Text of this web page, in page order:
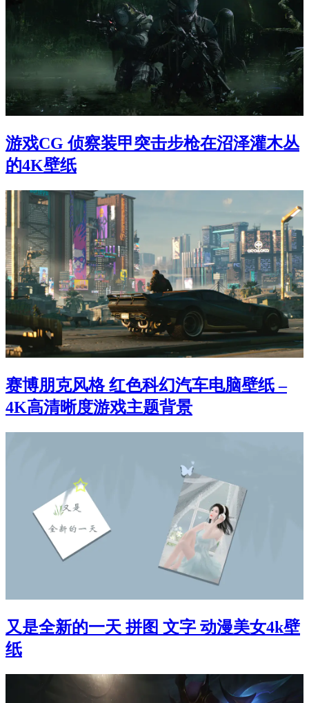
游戏CG 侦察装甲突击步枪在沼泽灌木丛
的4K壁纸
赛博朋克风格 红色科幻汽车电脑壁纸 –
4K高清晰度游戏主题背景
又是全新的一天 拼图 文字 动漫美女4k壁
纸